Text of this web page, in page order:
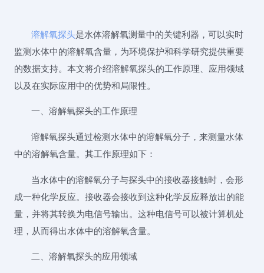
溶解氧探头是水体溶解氧测量中的关键利器，可以实时
监测水体中的溶解氧含量，为环境保护和科学研究提供重要
的数据支持。本文将介绍溶解氧探头的工作原理、应用领域
以及在实际应用中的优势和局限性。
一、溶解氧探头的工作原理
溶解氧探头通过检测水体中的溶解氧分子，来测量水体
中的溶解氧含量。其工作原理如下：
当水体中的溶解氧分子与探头中的接收器接触时，会形
成一种化学反应。接收器会接收到这种化学反应释放出的能
量，并将其转换为电信号输出。这种电信号可以被计算机处
理，从而得出水体中的溶解氧含量。
二、溶解氧探头的应用领域